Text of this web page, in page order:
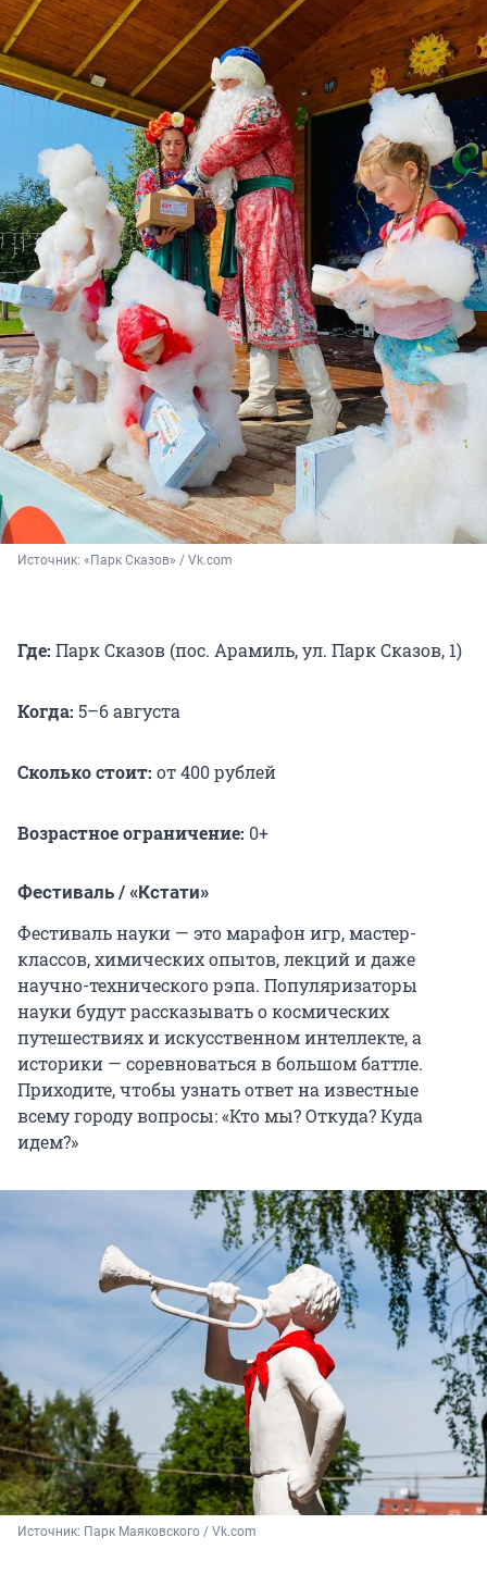
Источник: «Парк Сказов» / Vk.com
Где: Парк Сказов (пос. Арамиль, ул. Парк Сказов, 1)
Когда: 5–6 августа
Сколько стоит: от 400 рублей
Возрастное ограничение: 0+
Фестиваль / «Кстати»
Фестиваль науки — это марафон игр, мастер-
классов, химических опытов, лекций и даже
научно-технического рэпа. Популяризаторы
науки будут рассказывать о космических
путешествиях и искусственном интеллекте, а
историки — соревноваться в большом баттле.
Приходите, чтобы узнать ответ на известные
всему городу вопросы: «Кто мы? Откуда? Куда
идем?»
Источник: Парк Маяковского / Vk.com